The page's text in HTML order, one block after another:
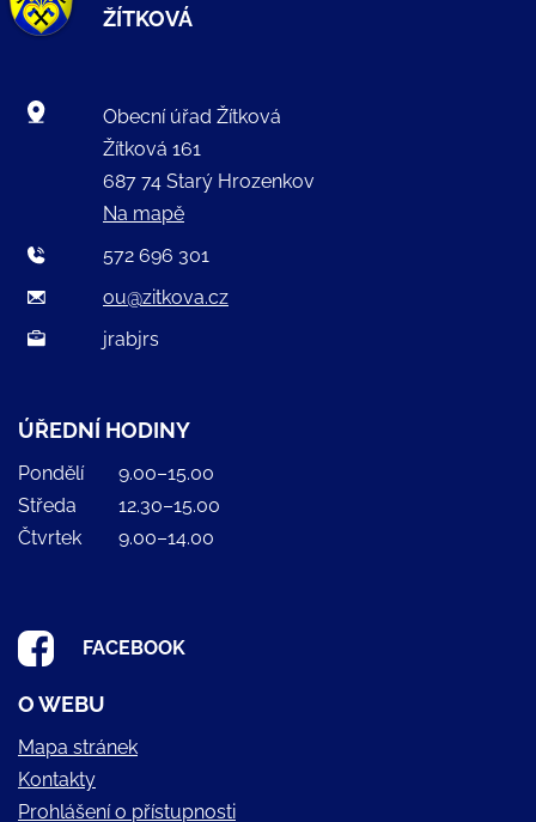
ŽÍTKOVÁ
Obecní úřad Žítková
Žítková 161
687 74 Starý Hrozenkov
Na mapě
572 696 301
ou@zitkova.cz
jrabjrs
ÚŘEDNÍ HODINY
Pondělí
9.00–15.00
Středa
12.30–15.00
Čtvrtek
9.00–14.00
FACEBOOK
O WEBU
Mapa stránek
Kontakty
Prohlášení o přístupnosti